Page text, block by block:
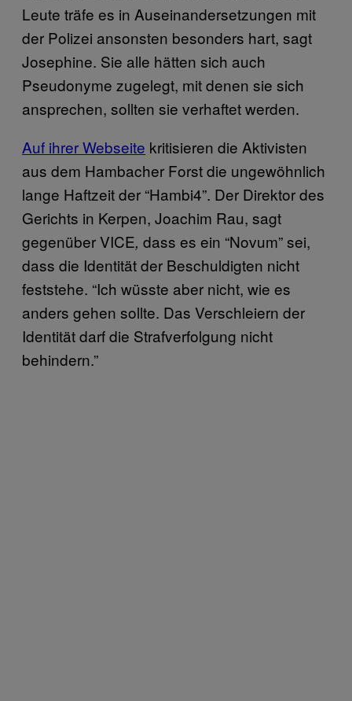
Leute träfe es in Auseinandersetzungen mit
der Polizei ansonsten besonders hart, sagt
Josephine. Sie alle hätten sich auch
Pseudonyme zugelegt, mit denen sie sich
ansprechen, sollten sie verhaftet werden.
Auf ihrer Webseite kritisieren die Aktivisten
aus dem Hambacher Forst die ungewöhnlich
lange Haftzeit der “Hambi4”. Der Direktor des
Gerichts in Kerpen, Joachim Rau, sagt
gegenüber VICE, dass es ein “Novum” sei,
dass die Identität der Beschuldigten nicht
feststehe. “Ich wüsste aber nicht, wie es
anders gehen sollte. Das Verschleiern der
Identität darf die Strafverfolgung nicht
behindern.”